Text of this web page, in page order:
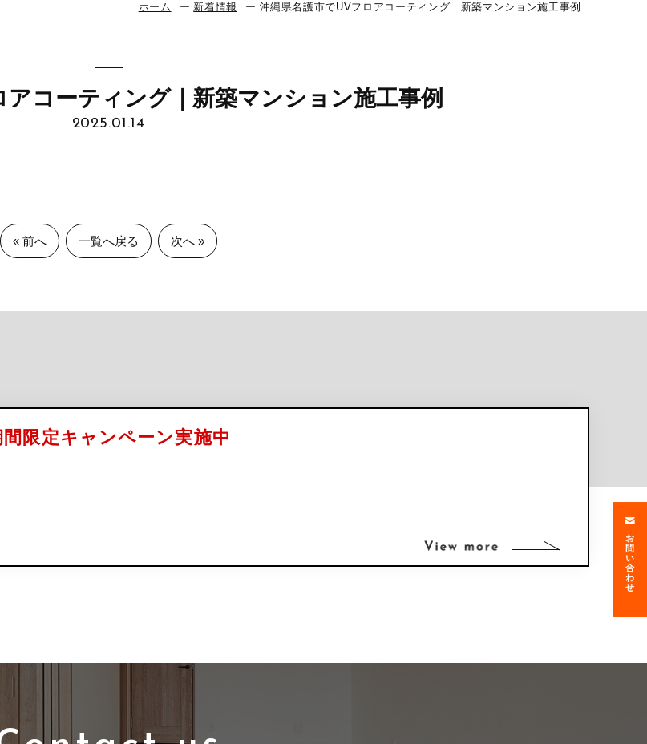
ホーム 新着情報 沖縄県名護市でUVフロアコーティング｜新築マンション施工事例
コーティング｜新築マンション施工事例
2025.01.14
« 前へ 一覧へ戻る 次へ »
間限定キャンペーン実施中